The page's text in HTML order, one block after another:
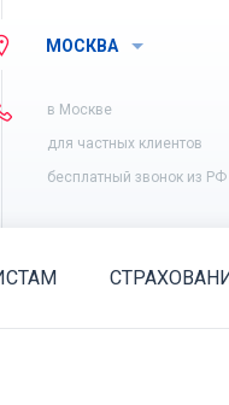
МОСКВА
в Москве
для частных клиентов
бесплатный звонок из РФ